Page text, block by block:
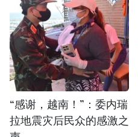
“感谢，越南！”：委内瑞
拉地震灾后民众的感激之